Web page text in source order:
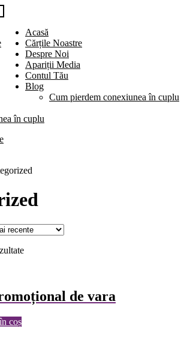
Acasă
Cărțile Noastre
Despre Noi
Apariții Media
Contul Tău
Blog
Cum pierdem conexiunea în cuplu
în cuplu
de vara
coș